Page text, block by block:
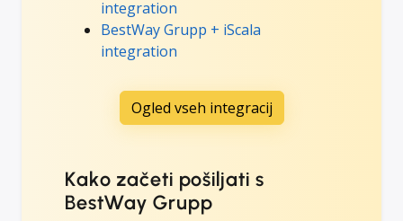
integration
BestWay Grupp + iScala
integration
Ogled vseh integracij
Kako začeti pošiljati s
BestWay Grupp